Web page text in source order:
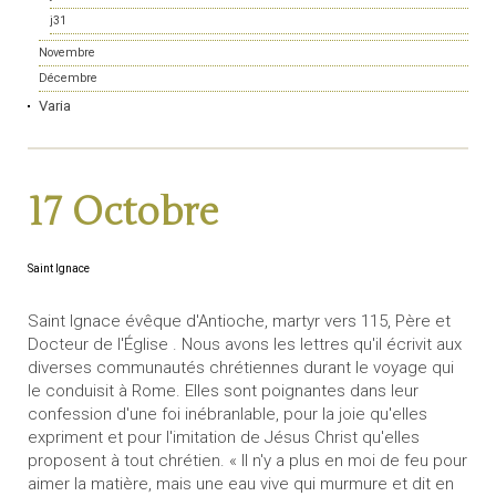
j31
Novembre
Décembre
Varia
17 Octobre
Saint Ignace
Saint Ignace évêque d'Antioche, martyr vers 115, Père et
Docteur de l'Église . Nous avons les lettres qu'il écrivit aux
diverses communautés chrétiennes durant le voyage qui
le conduisit à Rome. Elles sont poignantes dans leur
confession d'une foi inébranlable, pour la joie qu'elles
expriment et pour l'imitation de Jésus Christ qu'elles
proposent à tout chrétien. « Il n'y a plus en moi de feu pour
aimer la matière, mais une eau vive qui murmure et dit en